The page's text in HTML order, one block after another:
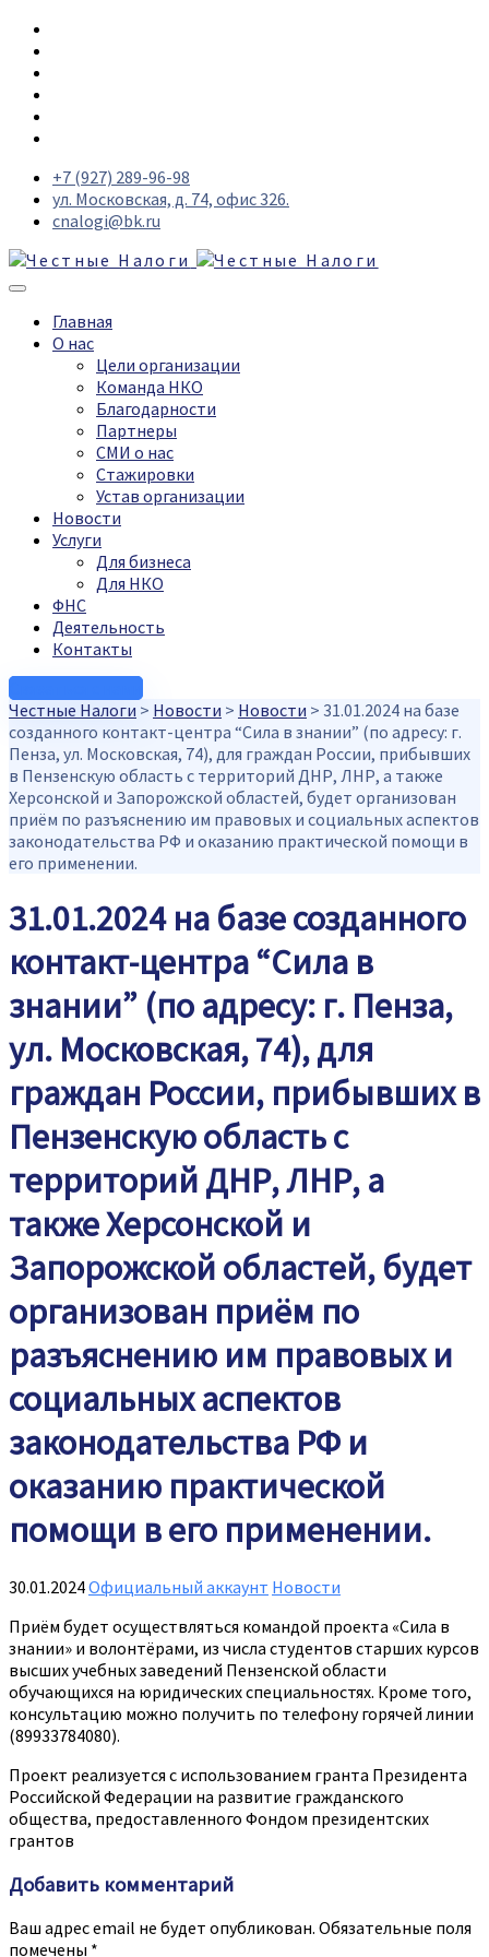
+7 (927) 289-96-98
ул. Московская, д. 74, офис 326.
cnalogi@bk.ru
Главная
О нас
Цели организации
Команда НКО
Благодарности
Партнеры
СМИ о нас
Стажировки
Устав организации
Новости
Услуги
Для бизнеса
Для НКО
ФНС
Деятельность
Контакты
Честные Налоги > Новости > Новости > 31.01.2024 на базе
созданного контакт-центра “Сила в знании” (по адресу: г.
Пенза, ул. Московская, 74), для граждан России, прибывших
в Пензенскую область с территорий ДНР, ЛНР, а также
Херсонской и Запорожской областей, будет организован
приём по разъяснению им правовых и социальных аспектов
законодательства РФ и оказанию практической помощи в
его применении.
31.01.2024 на базе созданного
контакт-центра “Сила в
знании” (по адресу: г. Пенза,
ул. Московская, 74), для
граждан России, прибывших в
Пензенскую область с
территорий ДНР, ЛНР, а
также Херсонской и
Запорожской областей, будет
организован приём по
разъяснению им правовых и
социальных аспектов
законодательства РФ и
оказанию практической
помощи в его применении.
30.01.2024Официальный аккаунт Новости
Приём будет осуществляться командой проекта «Сила в
знании» и волонтёрами, из числа студентов старших курсов
высших учебных заведений Пензенской области
обучающихся на юридических специальностях. Кроме того,
консультацию можно получить по телефону горячей линии
(89933784080).
Проект реализуется с использованием гранта Президента
Российской Федерации на развитие гражданского
общества, предоставленного Фондом президентских
грантов
Добавить комментарий
Ваш адрес email не будет опубликован. Обязательные поля
помечены *